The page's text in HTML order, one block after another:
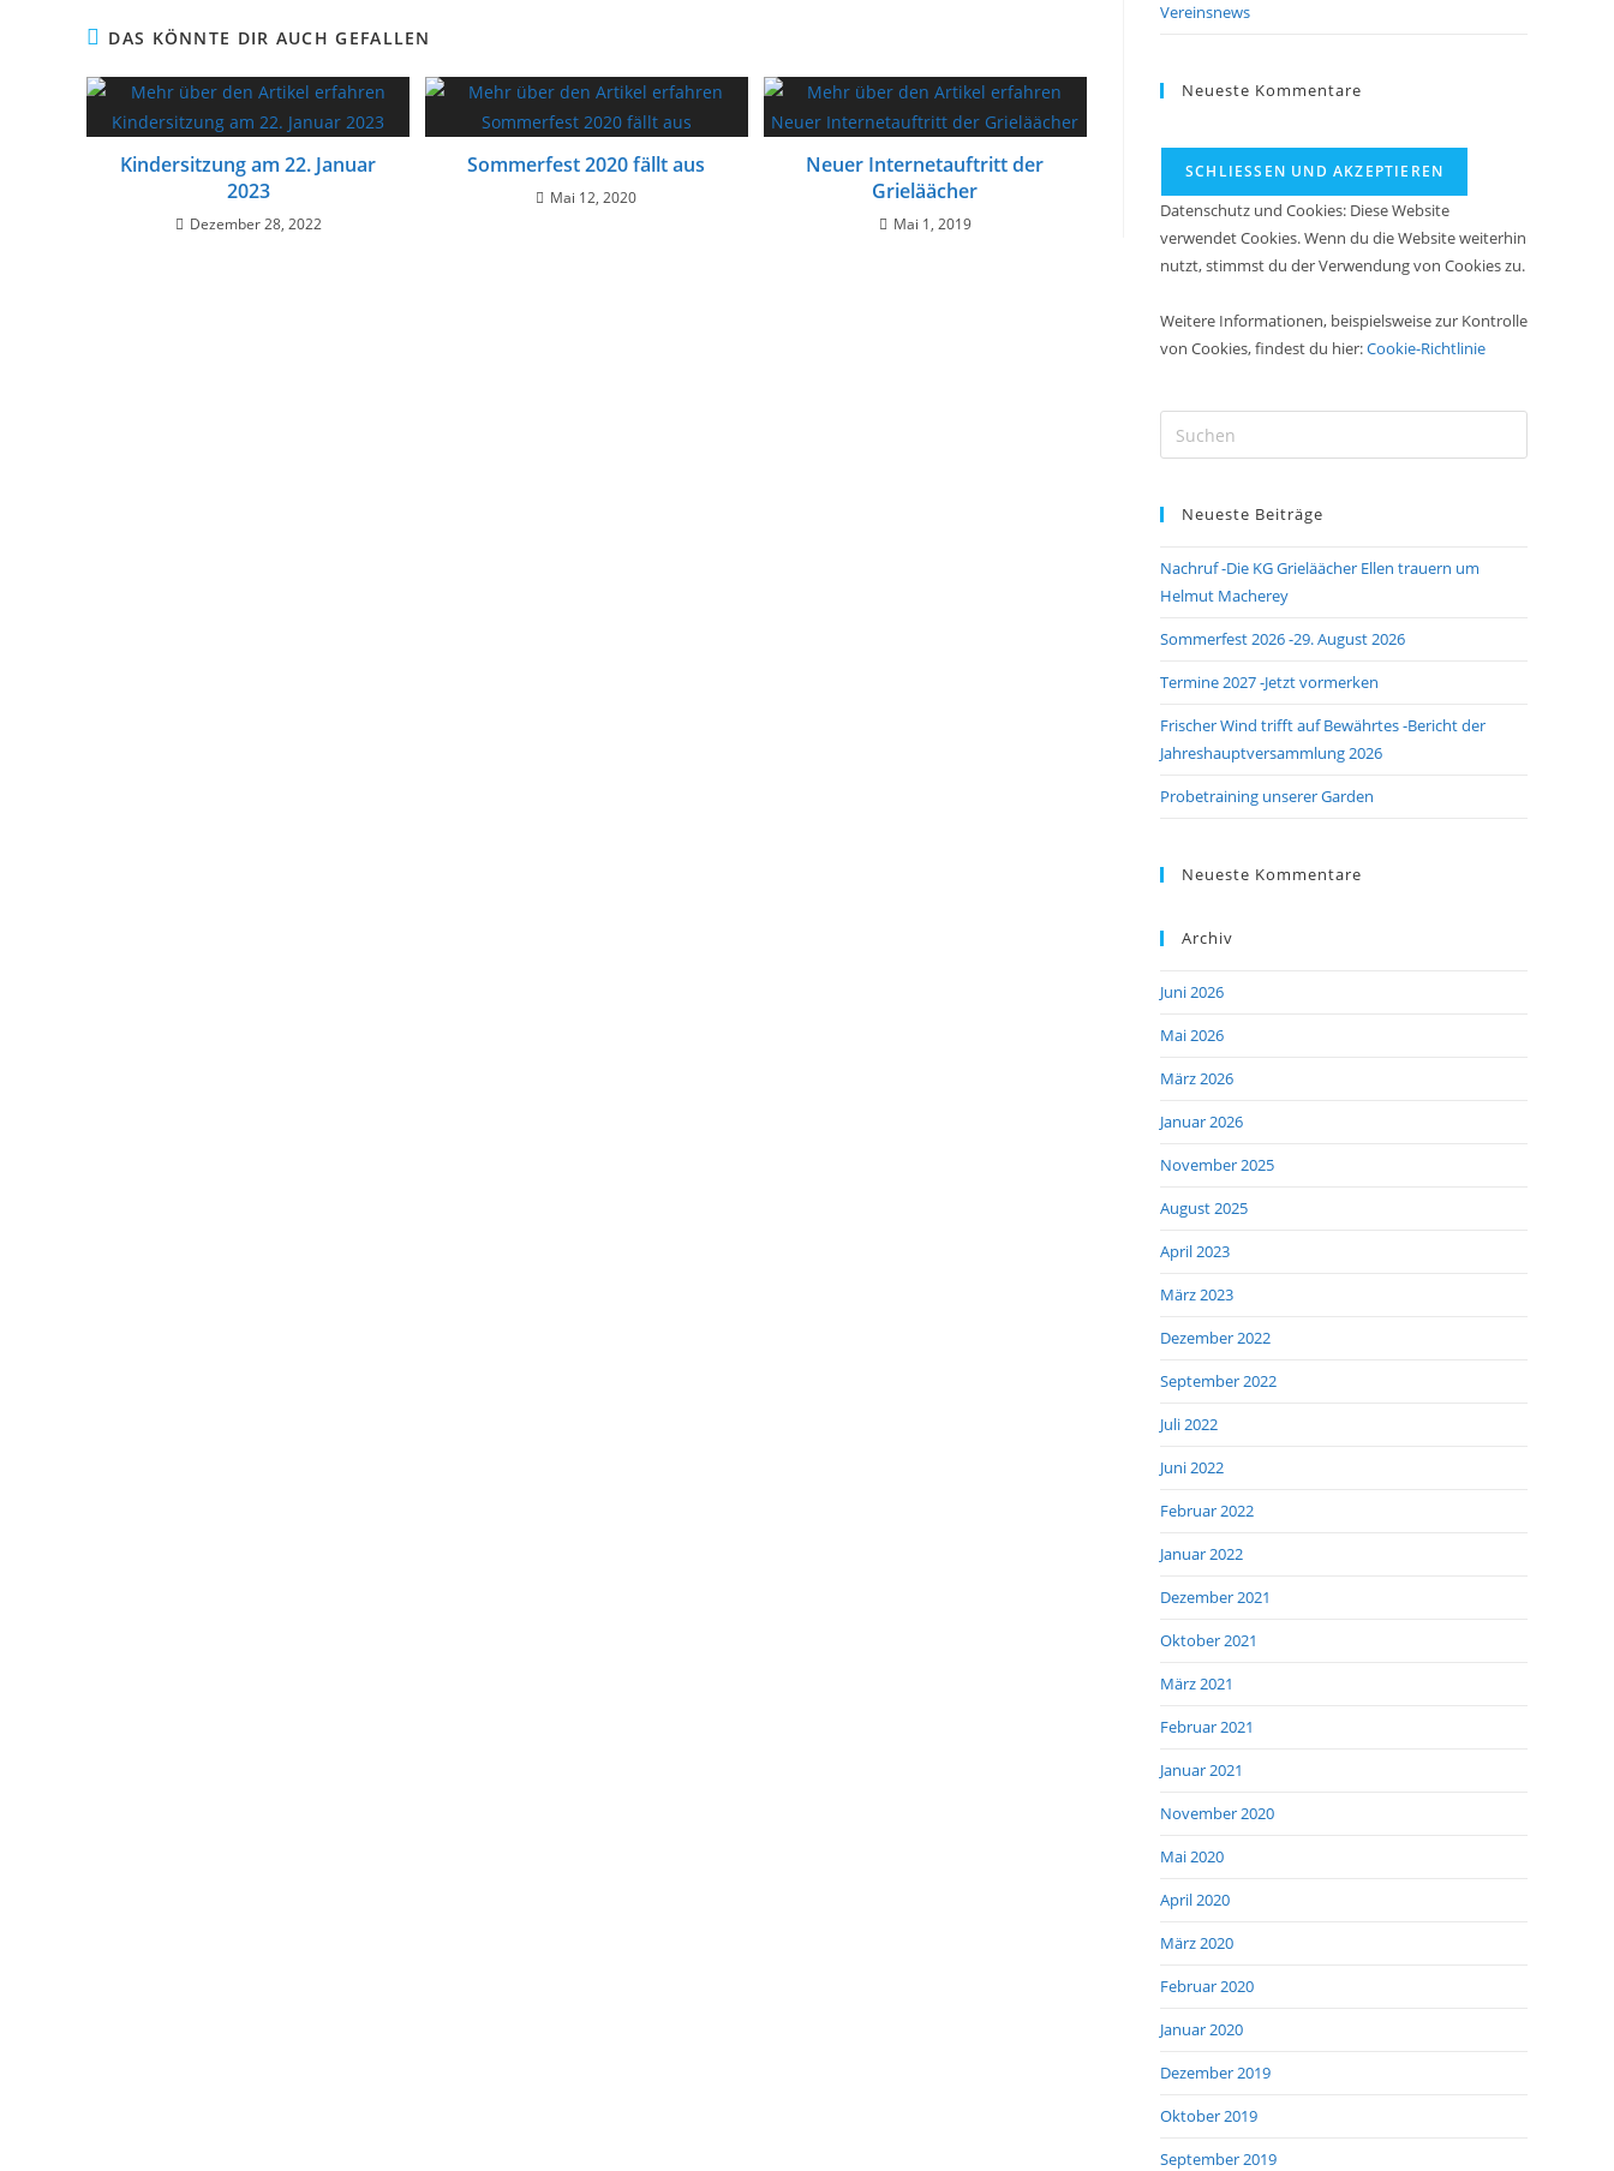
DAS KÖNNTE DIR AUCH GEFALLEN
Kindersitzung am 22. Januar
2023
Dezember 28, 2022
Sommerfest 2020 fällt aus
Mai 12, 2020
Neuer Internetauftritt der
Grieläächer
Mai 1, 2019
Vereinsnews
Neueste Kommentare
Datenschutz und Cookies: Diese Website
verwendet Cookies. Wenn du die Website weiterhin
nutzt, stimmst du der Verwendung von Cookies zu.
Weitere Informationen, beispielsweise zur Kontrolle
von Cookies, findest du hier:Cookie-Richtlinie
Neueste Beiträge
Nachruf -Die KG Grieläächer Ellen trauern um
Helmut Macherey
Sommerfest 2026 -29. August 2026
Termine 2027 -Jetzt vormerken
Frischer Wind trifft auf Bewährtes -Bericht der
Jahreshauptversammlung 2026
Probetraining unserer Garden
Neueste Kommentare
Archiv
Juni 2026
Mai 2026
März 2026
Januar 2026
November 2025
August 2025
April 2023
März 2023
Dezember 2022
September 2022
Juli 2022
Juni 2022
Februar 2022
Januar 2022
Dezember 2021
Oktober 2021
März 2021
Februar 2021
Januar 2021
November 2020
Mai 2020
April 2020
März 2020
Februar 2020
Januar 2020
Dezember 2019
Oktober 2019
September 2019